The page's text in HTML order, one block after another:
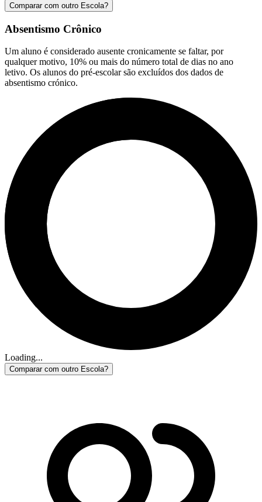
Comparar com outro Escola?
Absentismo Crônico
Um aluno é considerado ausente cronicamente se faltar, por
qualquer motivo, 10% ou mais do número total de dias no ano
letivo. Os alunos do pré-escolar são excluídos dos dados de
absentismo crónico.
Loading...
Comparar com outro Escola?